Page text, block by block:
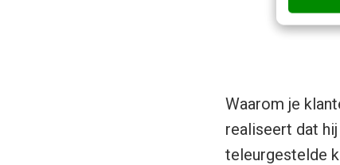
Waarom je
realiseert dat
teleurgestelde